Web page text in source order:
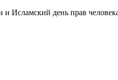
и Исламский день прав